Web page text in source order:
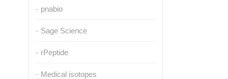
pnabio
Sage Science
rPeptide
Medical isotopes